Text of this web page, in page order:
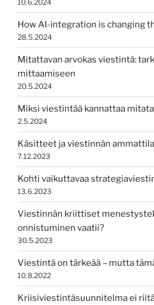
10.6.2024
How AI-integration is changing
28.5.2024
Mitattavan arvokas viestintä:
mittaamiseen
20.5.2024
Miksi viestintää kannattaa
2.5.2024
Käsitteet ja viestinnän
7.12.2023
Kohti vaikuttavaa
13.6.2023
Viestinnän kriittiset
onnistuminen vaatii?
30.5.2023
Viestintä on tärkeää – mutta
10.8.2022
Kriisiviestintäsuunnitelma ei